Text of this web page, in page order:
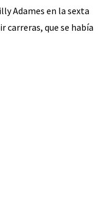
Adames en la sexta
que se había